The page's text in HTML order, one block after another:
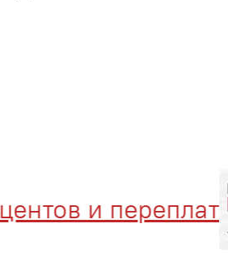
и переплат